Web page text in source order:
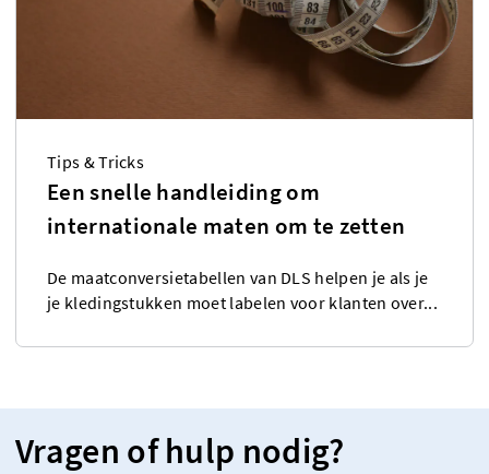
Tips & Tricks
Een snelle handleiding om
internationale maten om te zetten
De maatconversietabellen van DLS helpen je als je
je kledingstukken moet labelen voor klanten over...
Vragen of hulp nodig?